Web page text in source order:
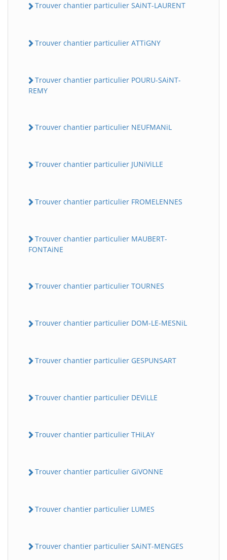
Trouver chantier particulier SAiNT-LAURENT
Trouver chantier particulier ATTiGNY
Trouver chantier particulier POURU-SAiNT-
REMY
Trouver chantier particulier NEUFMANiL
Trouver chantier particulier JUNiViLLE
Trouver chantier particulier FROMELENNES
Trouver chantier particulier MAUBERT-
FONTAiNE
Trouver chantier particulier TOURNES
Trouver chantier particulier DOM-LE-MESNiL
Trouver chantier particulier GESPUNSART
Trouver chantier particulier DEViLLE
Trouver chantier particulier THiLAY
Trouver chantier particulier GiVONNE
Trouver chantier particulier LUMES
Trouver chantier particulier SAiNT-MENGES